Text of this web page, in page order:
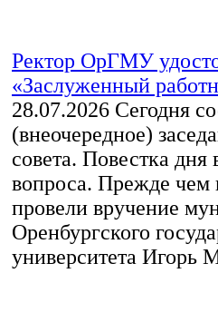
Ректор ОрГМУ
«Заслуженный
28.07.2026 Сегодня
(внеочередное)
совета. Повестка
вопроса. Прежде чем
провели вручение
Оренбургского
университета Игорь